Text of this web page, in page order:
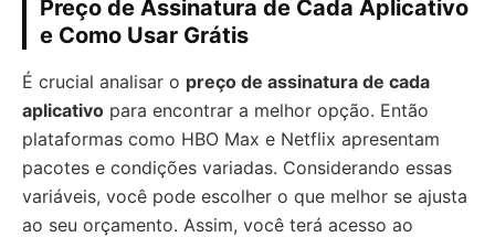
Preço de Assinatura de Cada Aplicativo
e Como Usar Grátis
É crucial analisar o preço de assinatura de cada
aplicativo para encontrar a melhor opção. Então
plataformas como HBO Max e Netflix apresentam
pacotes e condições variadas. Considerando essas
variáveis, você pode escolher o que melhor se ajusta
ao seu orçamento. Assim, você terá acesso ao